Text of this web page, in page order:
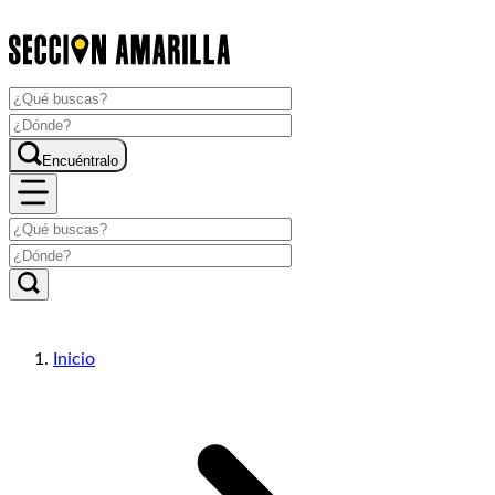
Encuéntralo
Inicio